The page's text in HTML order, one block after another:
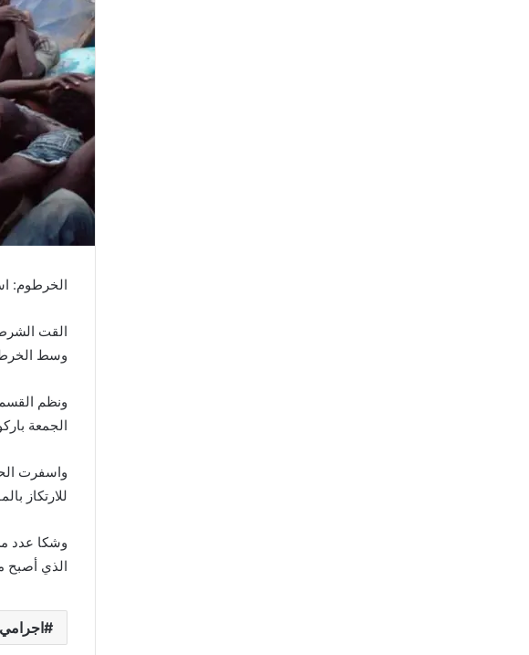
الخرطوم:
القت
وسط
ونظم
الجمعة
للارتكاز
وشكا عدد
الذي أصبح
اجرامي